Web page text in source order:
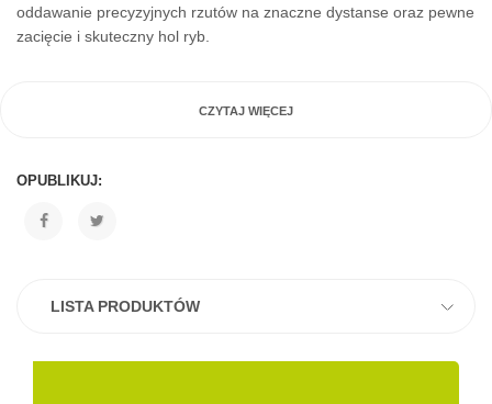
oddawanie precyzyjnych rzutów na znaczne dystanse oraz pewne
zacięcie i skuteczny hol ryb.
CZYTAJ WIĘCEJ
OPUBLIKUJ:
LISTA PRODUKTÓW